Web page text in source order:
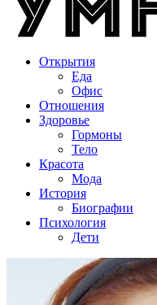
Открытия
Еда
Офис
Отношения
Здоровье
Гормоны
Тело
Красота
Мода
История
Биографии
Психология
Дети